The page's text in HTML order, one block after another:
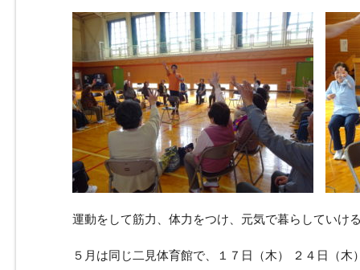
運動をして筋力、体力をつけ、元気で暮らしていけ
５月は同じ二見体育館で、１７日（木） ２４日（